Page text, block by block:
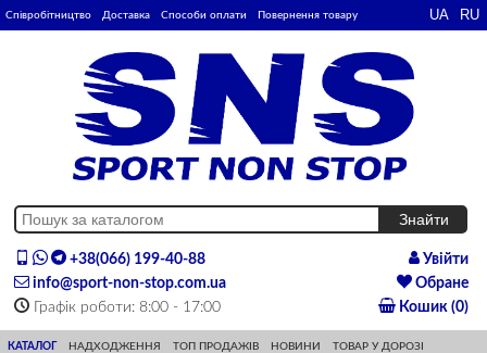
Співробітництво Доставка Способи оплати Повернення товару
+38(066) 199-40-88
info@sport-non-stop.com.ua
Графік роботи: 8:00 - 17:00
Увійти
Обране
Кошик (0)
КАТАЛОГ НАДХОДЖЕННЯ ТОП ПРОДАЖІВ НОВИНИ ТОВАР У ДОРОЗІ